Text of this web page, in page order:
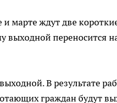
марте ждут две
выходной переносится
В результате
граждан будут